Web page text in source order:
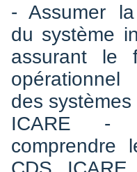
- Assumer
du système
assurant le
opérationnel
des
ICARE -
comprendre